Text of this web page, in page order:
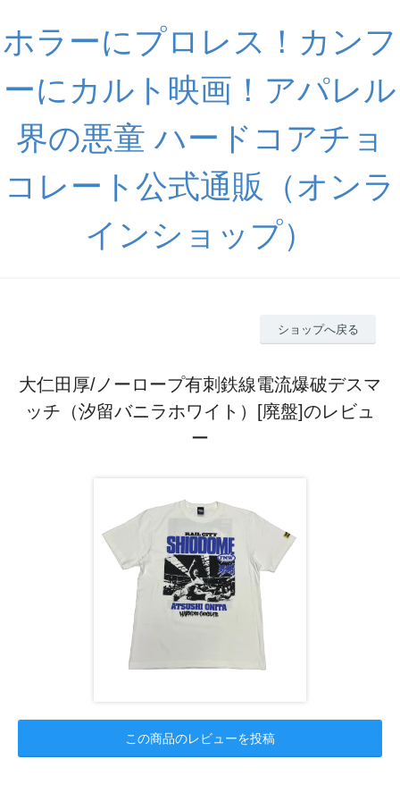
ホラーにプロレス！カンフ
ーにカルト映画！アパレル
界の悪童 ハードコアチョ
コレート公式通販（オンラ
インショップ）
ショップへ戻る
大仁田厚/ノーロープ有刺鉄線電流爆破デスマ
ッチ（汐留バニラホワイト）[廃盤]のレビュ
ー
この商品のレビューを投稿